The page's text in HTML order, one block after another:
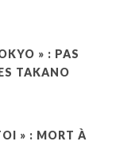
» : PAS
TAKANO
» : MORT À